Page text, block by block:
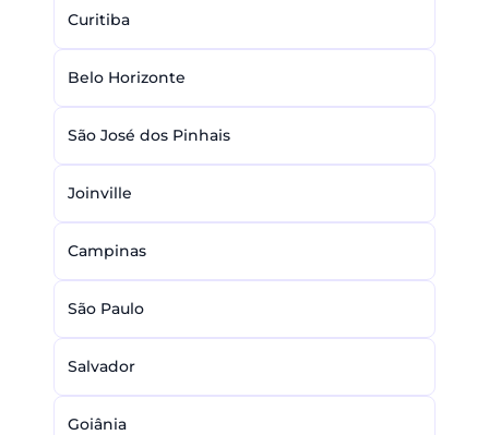
Curitiba
Belo Horizonte
São José dos Pinhais
Joinville
Campinas
São Paulo
Salvador
Goiânia